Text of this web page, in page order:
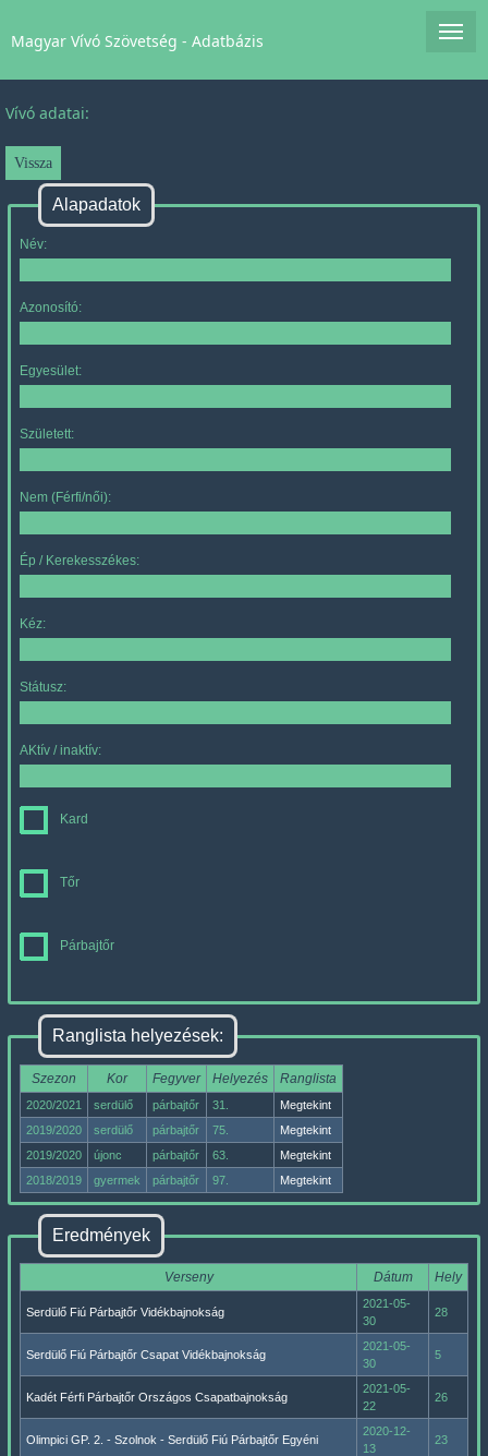
Magyar Vívó Szövetség - Adatbázis
Vívó adatai:
Alapadatok
Név:
Azonosító:
Egyesület:
Született:
Nem (Férfi/női):
Ép / Kerekesszékes:
Kéz:
Státusz:
AKtív / inaktív:
Kard
Tőr
Párbajtőr
Ranglista helyezések:
Szezon Kor Fegyver Helyezés Ranglista
2020/2021 serdülő párbajtőr 31.
Megtekint
2019/2020
serdülő párbajtőr 75.
Megtekint
2019/2020
újonc párbajtőr 63.
Megtekint
2018/2019
gyermek párbajtőr 97. Megtekint
Eredmények
Verseny Dátum Hely
Serdülő Fiú Párbajtőr Vidékbajnokság
2021-05-
30
28
Serdülő Fiú Párbajtőr Csapat Vidékbajnokság
2021-05-
30
5
Kadét Férfi Párbajtőr Országos Csapatbajnokság
2021-05-
22
26
Olimpici GP. 2. - Szolnok - Serdülő Fiú Párbajtőr Egyéni
2020-12-
13
23